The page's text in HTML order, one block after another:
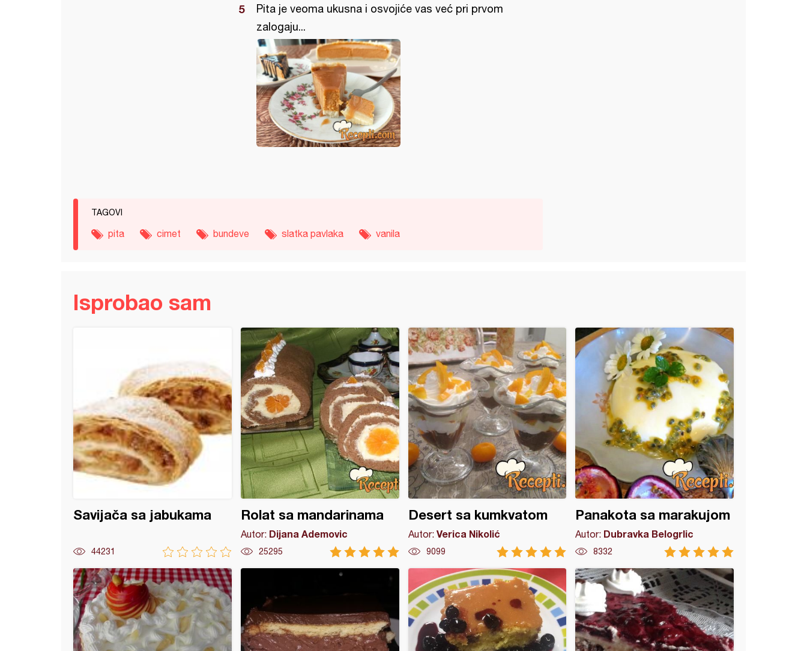
Pita je veoma ukusna i osvojiće vas već pri prvom
zalogaju...
TAGOVI
pita cimet bundeve slatka pavlaka vanila
Isprobao sam
Savijača sa jabukama
44231
Rolat sa mandarinama
Autor: Dijana Ademovic
25295
Desert sa kumkvatom
Autor: Verica Nikolić
9099
Panakota sa marakujom
Autor: Dubravka Belogrlic
8332